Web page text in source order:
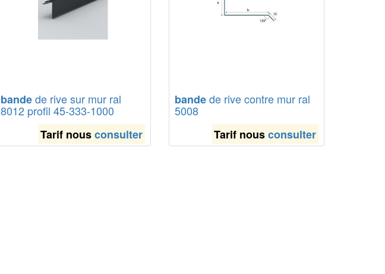
bandede rive sur mur ral
8012 profil 45-333-1000
Tarif nousconsulter
bandede rive contre mur ral
5008
Tarif nousconsulter